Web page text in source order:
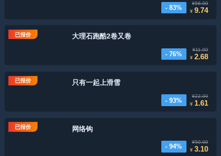
- 83%
¥58.00
¥9.74
已报价 大理石跑酷2卷又卷
- 76%
¥11.00
¥2.68
已报价 只有一起上滑雪
- 93%
¥22.00
¥ 1.61
已报价 网络钩
- 94%
¥50.00
¥3.10